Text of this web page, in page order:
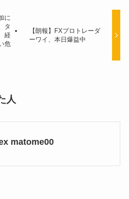
に
タ
経
危
【朗報】FXプロトレーダ
ーワイ、本日爆益中
人
matome00